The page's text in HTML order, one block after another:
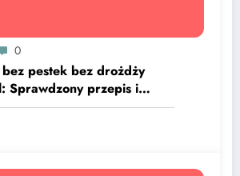
0
pestek bez drożdży
Sprawdzony przepis i
smaku